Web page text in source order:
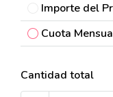
Importe del
Cuota
Cantidad total